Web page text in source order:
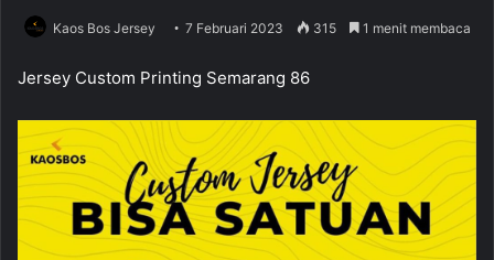
Kaos Bos Jersey 7 Februari 2023 315 1 menit membaca
Jersey Custom Printing Semarang 86